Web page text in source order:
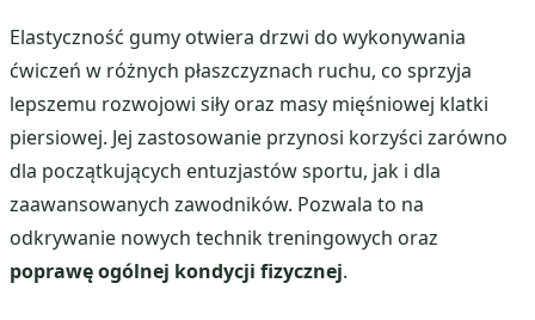
Elastyczność gumy otwiera drzwi do wykonywania
ćwiczeń w różnych płaszczyznach ruchu, co sprzyja
lepszemu rozwojowi siły oraz masy mięśniowej klatki
piersiowej. Jej zastosowanie przynosi korzyści zarówno
dla początkujących entuzjastów sportu, jak i dla
zaawansowanych zawodników. Pozwala to na
odkrywanie nowych technik treningowych oraz
poprawę ogólnej kondycji fizycznej.